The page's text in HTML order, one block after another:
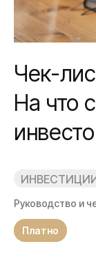
Чек-
На что
Руководство и
Платно